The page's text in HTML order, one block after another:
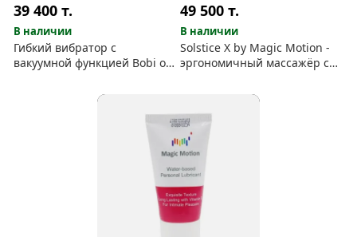
39 400т.
В наличии
Гибкий вибратор с
вакуумной функцией Bobi от
49 500т.
В наличии
Solstice X by Magic Motion -
эргономичный массажёр с